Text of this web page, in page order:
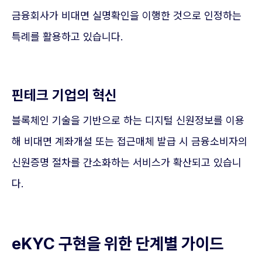
금융회사가 비대면 실명확인을 이행한 것으로 인정하는
특례를 활용하고 있습니다.
핀테크 기업의 혁신
블록체인 기술을 기반으로 하는 디지털 신원정보를 이용
해 비대면 계좌개설 또는 접근매체 발급 시 금융소비자의
신원증명 절차를 간소화하는 서비스가 확산되고 있습니
다.
eKYC 구현을 위한 단계별 가이드